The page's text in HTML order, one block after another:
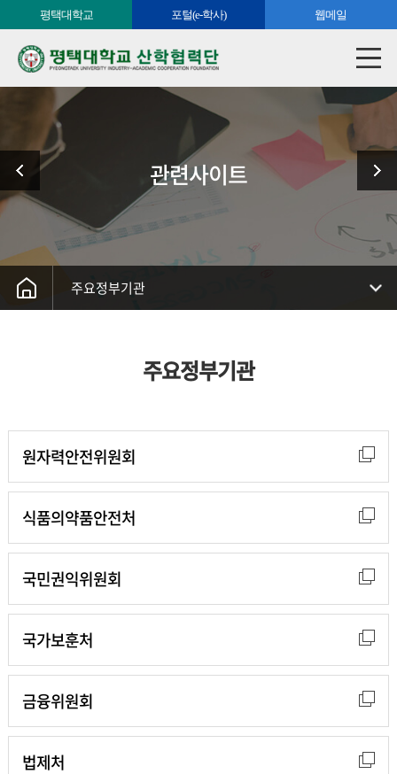
평택대학교 포털(e-학사) 웹메일
관련사이트
주요정부기관
주요정부기관
원자력안전위원회
식품의약품안전처
국민권익위원회
국가보훈처
금융위원회
법제처